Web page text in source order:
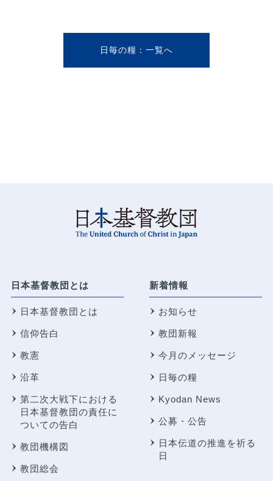
日毎の糧
日本基督教団とは
日本基督教団とは
信仰告白
教憲
沿革
第二次大戦下における
日本基督教団の責任に
ついての告白
教団機構図
教団総会
新着情報
お知らせ
教団新報
今月のメッセージ
日毎の糧
Kyodan News
公募・公告
日本伝道の推進を祈る
日